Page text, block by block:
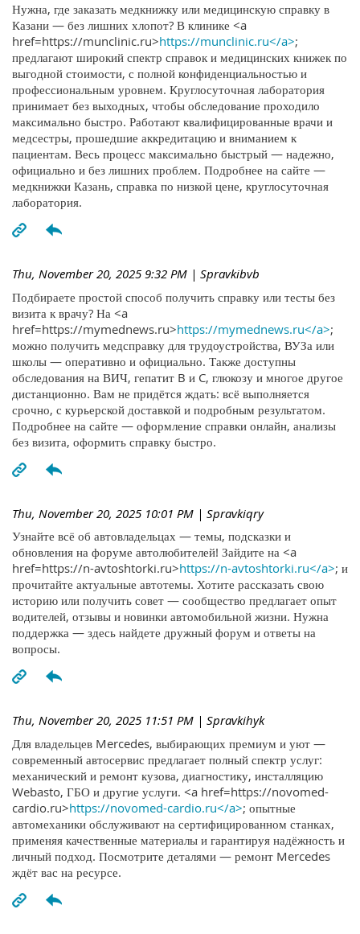
Нужна, где заказать медкнижку или медицинскую справку в
Казани — без лишних хлопот? В клинике <a
href=https://munclinic.ru>https://munclinic.ru</a>;
предлагают широкий спектр справок и медицинских книжек по
выгодной стоимости, с полной конфиденциальностью и
профессиональным уровнем. Круглосуточная лаборатория
принимает без выходных, чтобы обследование проходило
максимально быстро. Работают квалифицированные врачи и
медсестры, прошедшие аккредитацию и вниманием к
пациентам. Весь процесс максимально быстрый — надежно,
официально и без лишних проблем. Подробнее на сайте —
медкнижки Казань, справка по низкой цене, круглосуточная
лаборатория.
Thu, November 20, 2025 9:32 PM | Spravkibvb
Подбираете простой способ получить справку или тесты без
визита к врачу? На <a
href=https://mymednews.ru>https://mymednews.ru</a>;
можно получить медсправку для трудоустройства, ВУЗа или
школы — оперативно и официально. Также доступны
обследования на ВИЧ, гепатит B и C, глюкозу и многое другое
дистанционно. Вам не придётся ждать: всё выполняется
срочно, с курьерской доставкой и подробным результатом.
Подробнее на сайте — оформление справки онлайн, анализы
без визита, оформить справку быстро.
Thu, November 20, 2025 10:01 PM | Spravkiqry
Узнайте всё об автовладельцах — темы, подсказки и
обновления на форуме автолюбителей! Зайдите на <a
href=https://n-avtoshtorki.ru>https://n-avtoshtorki.ru</a>; и
прочитайте актуальные автотемы. Хотите рассказать свою
историю или получить совет — сообщество предлагает опыт
водителей, отзывы и новинки автомобильной жизни. Нужна
поддержка — здесь найдете дружный форум и ответы на
вопросы.
Thu, November 20, 2025 11:51 PM | Spravkihyk
Для владельцев Mercedes, выбирающих премиум и уют —
современный автосервис предлагает полный спектр услуг:
механический и ремонт кузова, диагностику, инсталляцию
Webasto, ГБО и другие услуги. <a href=https://novomed-
cardio.ru>https://novomed-cardio.ru</a>; опытные
автомеханики обслуживают на сертифицированном станках,
применяя качественные материалы и гарантируя надёжность и
личный подход. Посмотрите деталями — ремонт Mercedes
ждёт вас на ресурсе.